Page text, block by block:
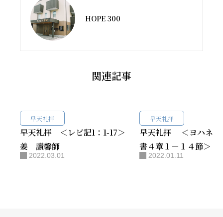
HOPE 300
関連記事
早天礼拝
早天礼拝 ＜レビ記1：1-17＞
姜 讃馨師
2022.03.01
早天礼拝
早天礼拝 ＜ヨハネに
書４章１－１４節＞
2022.01.11